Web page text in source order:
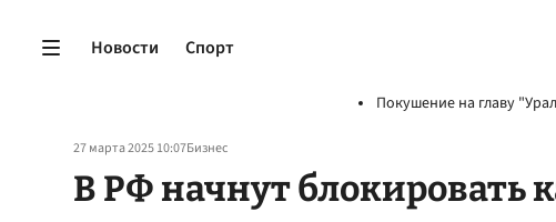
Новости Спорт
Покушение на главу
27 марта 2025 10:07Бизнес
В РФ начнут блокировать